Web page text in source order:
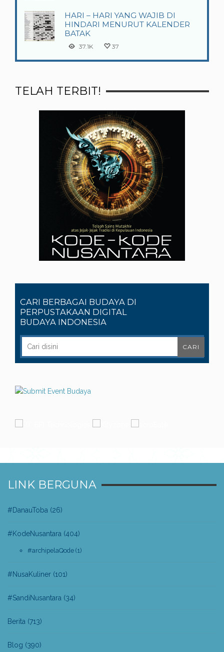
HARI – HARI YANG WAJIB DI
HINDARI MENURUT KALENDER
BATAK
37.1K 37
TELAH TERBIT!
CARI BERBAGAI BUDAYA DI
PERPUSTAKAAN DIGITAL
BUDAYA INDONESIA
LINK BERGUNA
#DanauToba (26)
#KodeNusantara (404)
#archipelaQode (1)
#NusaKuliner (101)
#SandiNusantara (34)
Berita (713)
Blog (390)